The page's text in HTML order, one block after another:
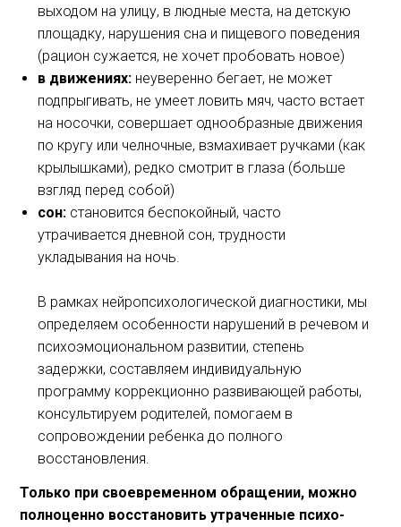
выходом на улицу, в людные места, на детскую
площадку, нарушения сна и пищевого поведения
(рацион сужается, не хочет пробовать новое)
в движениях: неуверенно бегает, не может
подпрыгивать, не умеет ловить мяч, часто встает
на носочки, совершает однообразные движения
по кругу или челночные, взмахивает ручками (как
крылышками), редко смотрит в глаза (больше
взгляд перед собой)
сон: становится беспокойный, часто
утрачивается дневной сон, трудности
укладывания на ночь.
В рамках нейропсихологической диагностики, мы
определяем особенности нарушений в речевом и
психоэмоциональном развитии, степень
задержки, составляем индивидуальную
программу коррекционно развивающей работы,
консультируем родителей, помогаем в
сопровождении ребенка до полного
восстановления.
Только при своевременном обращении, можно
полноценно восстановить утраченные психо-